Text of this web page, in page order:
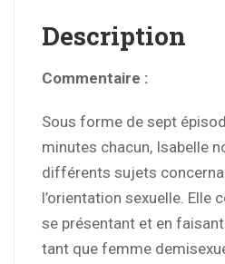
Description
Commentaire :
Sous forme de sept
minutes chacun, Isabelle
différents sujets
l’orientation sexuelle. Elle
se présentant et en
tant que femme